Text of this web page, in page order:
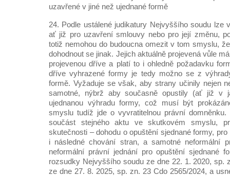
uzavřené v jiné než ujednané formě
24. Podle ustálené judikatury Nejvyššího soudu lze
ať již pro uzavření smlouvy nebo pro její změnu,
totiž nemohou do budoucna omezit v tom smyslu,
dohodnout se jinak. Jejich aktuálně projevená vůle
projevenou dříve a platí to i ohledně požadavku
dříve vyhrazené formy je tedy možno se z
formě. Vyžaduje se však, aby strany učinily nejen
samotné, nýbrž aby současně opustily (ať již v
ujednanou výhradu formy, což musí být
smyslu tudíž jde o vyvratitelnou právní
součást stejného aktu ve skutkovém smyslu,
skutečnosti – dohodu o opuštění sjednané formy,
i následné chování stran, a samotné neformální
neformální právní jednání pro opuštění sjednané
rozsudky Nejvyššího soudu ze dne 22. 1. 2020, sp.
ze dne 27. 8. 2025, sp. zn. 23 Cdo 2565/2024, a